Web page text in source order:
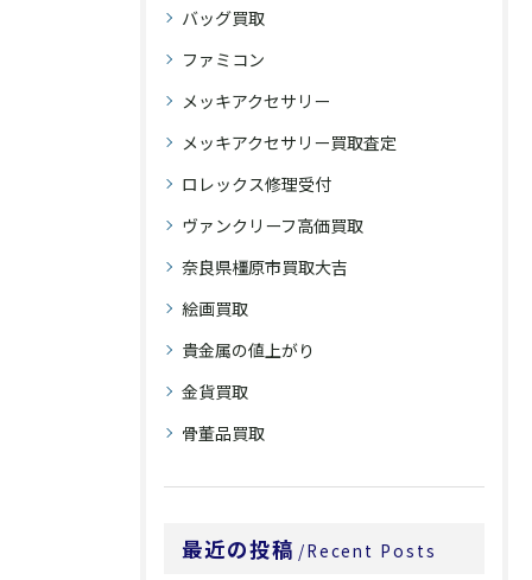
バッグ買取
ファミコン
メッキアクセサリー
メッキアクセサリー買取査定
ロレックス修理受付
ヴァンクリーフ高価買取
奈良県橿原市買取大吉
絵画買取
貴金属の値上がり
金貨買取
骨董品買取
最近の投稿 Recent Posts